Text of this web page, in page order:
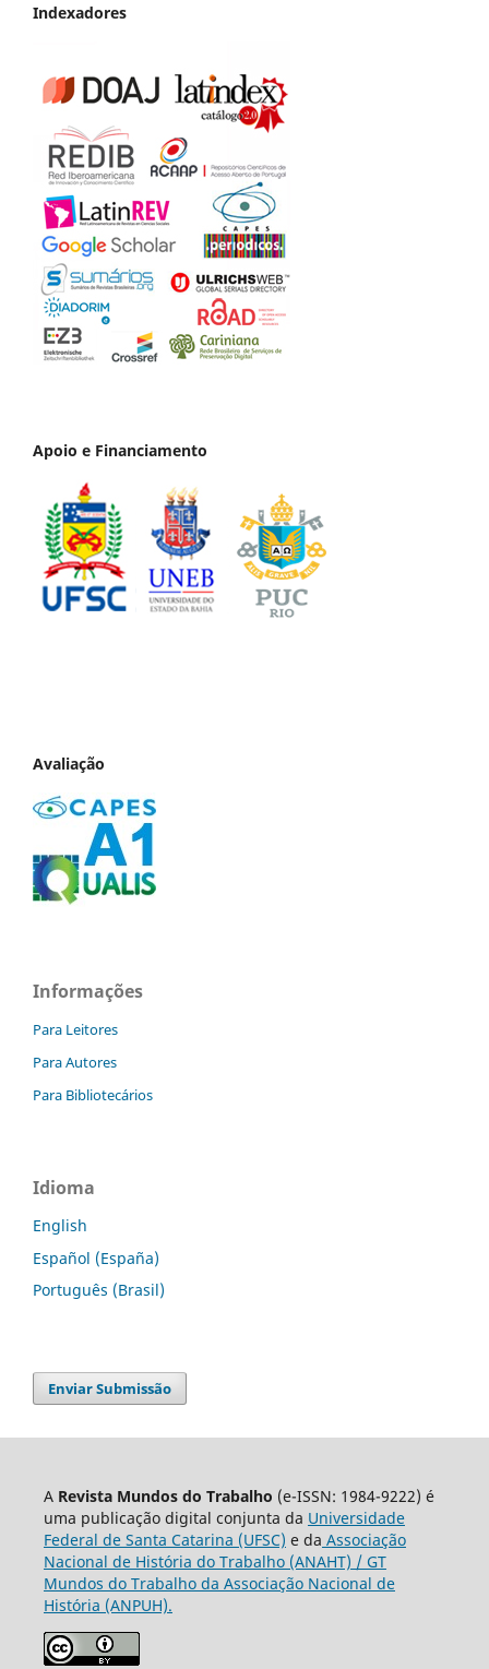
Indexadores
Apoio e Financiamento
Avaliação
Informações
Para Leitores
Para Autores
Para Bibliotecários
Idioma
English
Español (España)
Português (Brasil)
Enviar Submissão
A Revista Mundos do Trabalho (e-ISSN: 1984-9222) é
uma publicação digital conjunta da Universidade
Federal de Santa Catarina (UFSC) e da Associação
Nacional de História do Trabalho (ANAHT) / GT
Mundos do Trabalho da Associação Nacional de
História (ANPUH).